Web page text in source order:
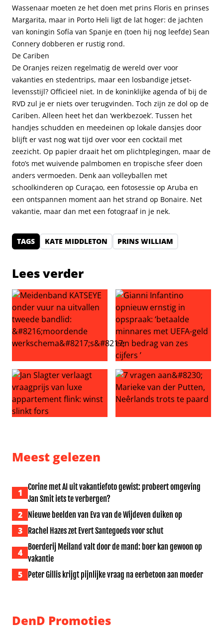
Wassenaar moeten ze het doen met prins Floris en prinses
Margarita, maar in Porto Heli ligt de lat hoger: de jachten
van koningin Sofía van Spanje en (toen hij nog leefde) Sean
Connery dobberen er rustig rond.
De Cariben
De Oranjes reizen regelmatig de wereld over voor
vakanties en stedentrips, maar een losbandige jetset-
levensstijl? Officieel niet. In de koninklijke agenda of bij de
RVD zul je er niets over terugvinden. Toch zijn ze dol op de
Cariben. Alleen heet het dan ‘werkbezoek’. Tussen het
handjes schudden en meedeinen op lokale dansjes door
blijft er vast nog wat tijd over voor een cocktail met
zeezicht. Op papier draait het om plichtplegingen, maar de
foto’s met wuivende palmbomen en tropische sfeer doen
anders vermoeden. Denk aan volleyballen met
schoolkinderen op Curaçao, een fotosessie op Aruba en
een ontspannen moment aan het strand op Bonaire. Net
vakantie, maar dan met een fotograaf in je nek.
TAGS KATE MIDDLETON PRINS WILLIAM
Lees verder
Meidenband KATSEYE onder vuur na uitvallen tweede
Gianni Infantino opnieuw
Meest gelezen
1
Corine met AI uit vakantiefoto gewist: probeert omgeving
Jan Smit iets te verbergen?
2 Nieuwe beelden van Eva van de Wijdeven duiken op
3 Rachel Hazes zet Evert Santegoeds voor schut
4
Boerderij Meiland valt door de mand: boer kan gewoon op
vakantie
5 Peter Gillis krijgt pijnlijke vraag na eerbetoon aan moeder
DenD Promoties